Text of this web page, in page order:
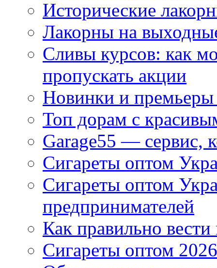
Исторические
Лакорны на
Сливы курсов: как
пропускать акции
Новинки и
Топ дорам с
Garage55 — сервис,
Сигареты оптом
Сигареты оптом
предпринимателей
Как правильно
Сигареты оптом